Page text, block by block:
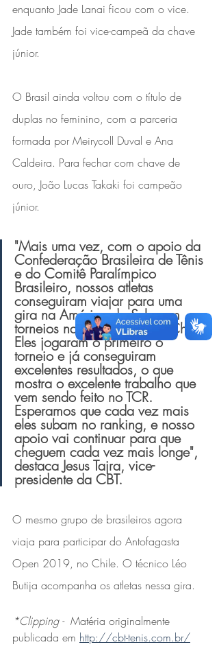
enquanto Jade Lanai ficou com o vice.
Jade também foi vice-campeã da chave
júnior.
O Brasil ainda voltou com o título de
duplas no feminino, com a parceria
formada por Meirycoll Duval e Ana
Caldeira. Para fechar com chave de
ouro, João Lucas Takaki foi campeão
júnior.
"Mais uma vez, com o apoio da
Confederação Brasileira de Tênis
e do Comitê Paralímpico
Brasileiro, nossos atletas
conseguiram viajar para uma
gira na América do Sul, com
torneios na Argentina e no Chile.
Eles jogaram o primeiro o
torneio e já conseguiram
excelentes resultados, o que
mostra o excelente trabalho que
vem sendo feito no TCR.
Esperamos que cada vez mais
eles subam no ranking, e nosso
apoio vai continuar para que
cheguem cada vez mais longe",
destaca Jesus Tajra, vice-
presidente da CBT.
O mesmo grupo de brasileiros agora
viaja para participar do Antofagasta
Open 2019, no Chile. O técnico Léo
Butija acompanha os atletas nessa gira.
*Clipping - Matéria originalmente
publicada em http://cbt-tenis.com.br/